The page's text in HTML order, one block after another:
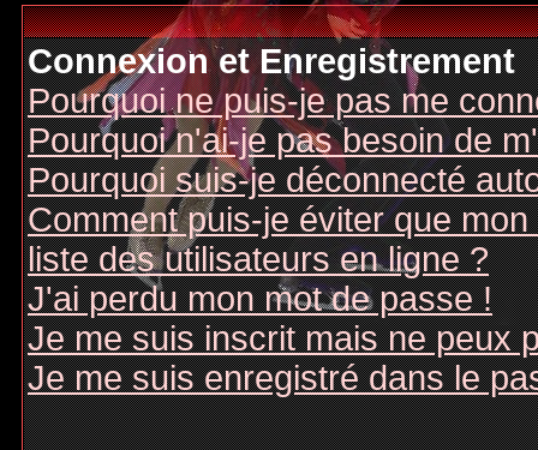
Connexion et Enregistrement
Pourquoi ne puis-je pas me
Pourquoi n'ai-je pas besoin de
Pourquoi suis-je déconnecté
Comment puis-je éviter que
liste des utilisateurs en ligne ?
J'ai perdu mon mot de passe !
Je me suis inscrit mais ne peux
Je me suis enregistré dans le